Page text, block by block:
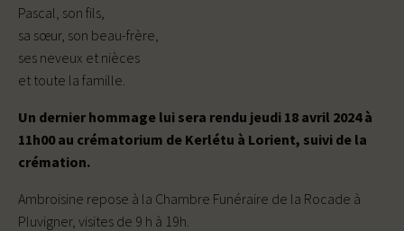
Pascal, son fils,
sa sœur, son beau-frère,
ses neveux et nièces
et toute la famille.
Un dernier hommage lui sera rendu jeudi 18 avril 2024 à
11h00 au crématorium de Kerlétu à Lorient, suivi de la
crémation.
Ambroisine repose à la Chambre Funéraire de la Rocade à
Pluvigner, visites de 9 h à 19h.